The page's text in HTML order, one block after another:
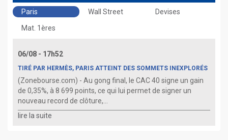
Paris Wall Street
Devises
Mat. 1ères
06/08 - 17h52
TIRÉ PAR HERMÈS, PARIS ATTEINT DES SOMMETS INEXPLORÉS
(Zonebourse.com) - Au gong final, le CAC 40 signe un gain
de 0,35%, à 8 699 points, ce qui lui permet de signer un
nouveau record de clôture,...
lire la suite